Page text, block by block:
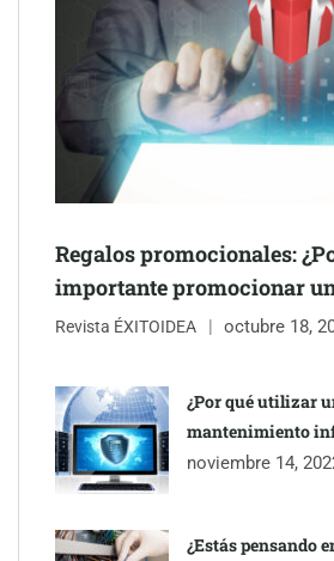
NOVA: innovación y diseño que
mano de Tormo Franquicias
Eagle Waterproofing recomienda revisar
impermeabilización de las viviendas
Regalos promocionales:
importante promocionar
Revista ÉXITOIDEA octubre 18,
¿Por qué utilizar
mantenimiento
noviembre 14,
¿Estás pensando